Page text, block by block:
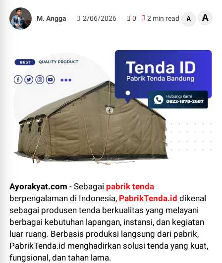
M. Angga 2/06/2026 0 2 min read A A
Ayorakyat.com -Sebagai pabrik tenda
berpengalaman di Indonesia, PabrikTenda.id dikenal
sebagai produsen tenda berkualitas yang melayani
berbagai kebutuhan lapangan, instansi, dan kegiatan
luar ruang. Berbasis produksi langsung dari pabrik,
PabrikTenda.id menghadirkan solusi tenda yang kuat,
fungsional, dan tahan lama.